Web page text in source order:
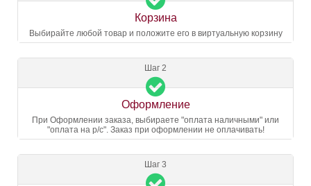
Корзина
Выбирайте любой товар и положите его в виртуальную корзину
Шаг 2
Оформление
При Оформлении заказа, выбираете "оплата наличными" или
"оплата на р/с". Заказ при оформлении не оплачивать!
Шаг 3